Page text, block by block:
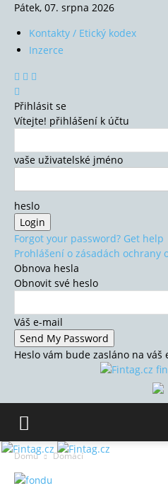
Pátek, 07. srpna 2026
Kontakty / Etický kodex
Inzerce
Přihlásit se
Vítejte! přihlášení k účtu
vaše uživatelské jméno
heslo
Forgot your password? Get help
Prohlášení o zásadách ochrany
Obnova hesla
Obnovit své heslo
Váš e-mail
Heslo vám bude zasláno na váš
Domů Domácí